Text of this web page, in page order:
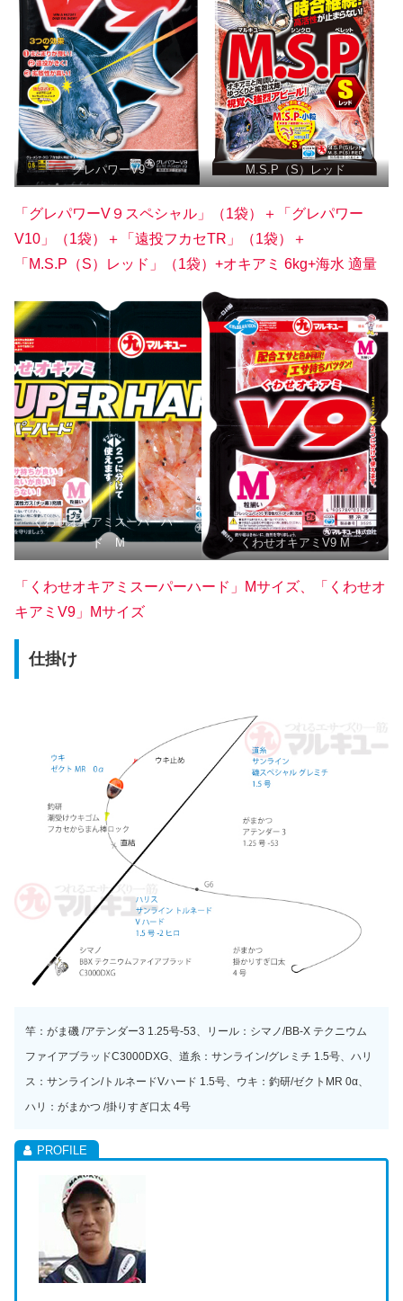
グレパワーV9 M.S.P（S）レッド
「グレパワーV９スペシャル」（1袋）＋「グレパワー
V10」（1袋）＋「遠投フカセTR」（1袋）＋
「M.S.P（S）レッド」（1袋）+オキアミ 6kg+海水 適量
くわせオキアミスーパーハー
ド M
くわせオキアミV9 M
「くわせオキアミスーパーハード」Mサイズ、「くわせオ
キアミV9」Mサイズ
仕掛け
竿：がま磯 /アテンダー3 1.25号-53、リール：シマノ/BB-X テクニウム
ファイアブラッドC3000DXG、道糸：サンライン/グレミチ 1.5号、ハリ
ス：サンライン/トルネードVハード 1.5号、ウキ：釣研/ゼクトMR 0α、
ハリ：がまかつ /掛りすぎ口太 4号